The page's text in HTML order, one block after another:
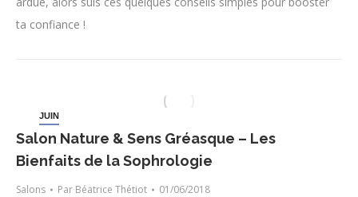
ta confiance !
JUIN
1
Salon Nature & Sens Gréasque – Les
Bienfaits de la Sophrologie
Salons Par Béatrice Thétiot 01/06/2018